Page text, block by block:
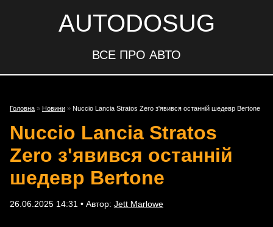
AUTODOSUG
ВСЕ ПРО АВТО
Головна » Новини » Nuccio Lancia Stratos Zero з'явився останній шедевр Bertone
Nuccio Lancia Stratos
Zero з'явився останній
шедевр Bertone
26.06.2025 14:31 • Автор: Jett Marlowe